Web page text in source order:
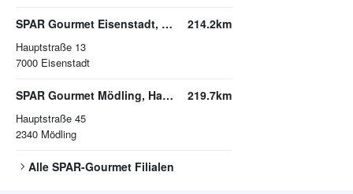
SPAR Gourmet Eisenstadt, Hauptstraße
Hauptstraße 13
7000 Eisenstadt
214.2km
SPAR Gourmet Mödling, Hauptstraße
Hauptstraße 45
2340 Mödling
219.7km
Alle SPAR-Gourmet Filialen